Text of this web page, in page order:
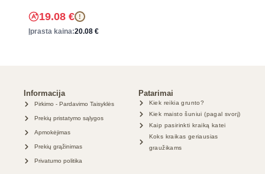
19.08 € !
Įprasta kaina:20.08 €
Informacija
Pirkimo - Pardavimo Taisyklės
Prekių pristatymo sąlygos
Apmokėjimas
Prekių grąžinimas
Privatumo politika
Patarimai
Kiek reikia grunto?
Kiek maisto šuniui (pagal svorį)
Kaip pasirinkti kraiką katei
Koks kraikas geriausias
graužikams